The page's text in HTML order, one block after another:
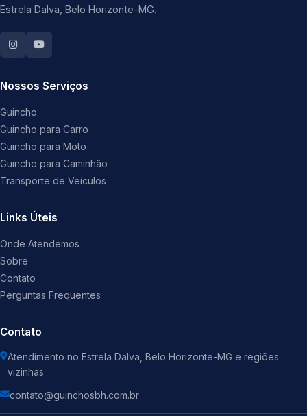
Estrela Dalva, Belo Horizonte-MG.
Nossos Serviços
Guincho
Guincho para Carro
Guincho para Moto
Guincho para Caminhão
Transporte de Veículos
Links Úteis
Onde Atendemos
Sobre
Contato
Perguntas Frequentes
Contato
Atendimento no Estrela Dalva, Belo Horizonte-MG e regiões
vizinhas
contato@guinchosbh.com.br